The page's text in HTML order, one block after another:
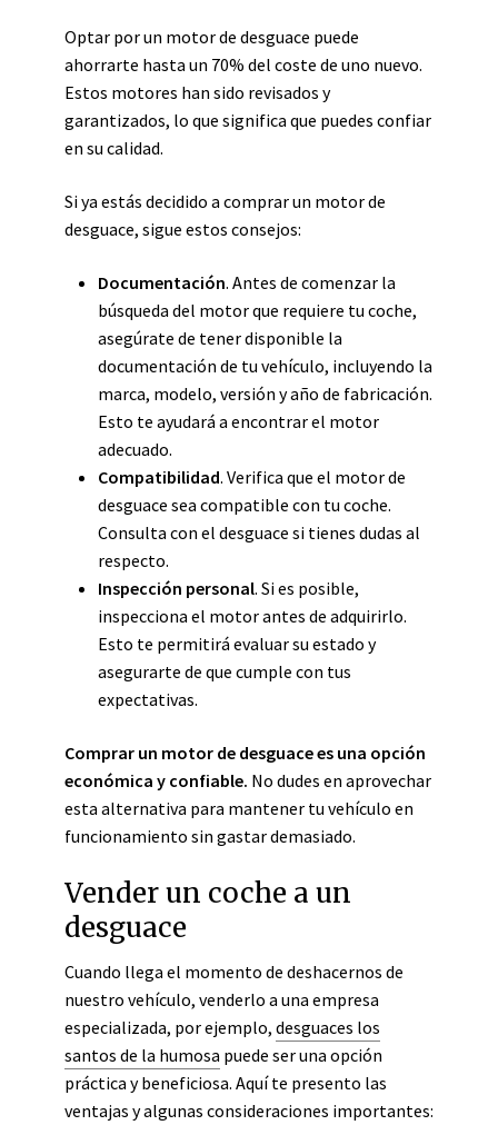
Optar por un motor de desguace puede
ahorrarte hasta un 70% del coste de uno nuevo.
Estos motores han sido revisados y
garantizados, lo que significa que puedes confiar
en su calidad.
Si ya estás decidido a comprar un motor de
desguace, sigue estos consejos:
Documentación. Antes de comenzar la
búsqueda del motor que requiere tu coche,
asegúrate de tener disponible la
documentación de tu vehículo, incluyendo la
marca, modelo, versión y año de fabricación.
Esto te ayudará a encontrar el motor
adecuado.
Compatibilidad. Verifica que el motor de
desguace sea compatible con tu coche.
Consulta con el desguace si tienes dudas al
respecto.
Inspección personal. Si es posible,
inspecciona el motor antes de adquirirlo.
Esto te permitirá evaluar su estado y
asegurarte de que cumple con tus
expectativas.
Comprar un motor de desguace es una opción
económica y confiable. No dudes en aprovechar
esta alternativa para mantener tu vehículo en
funcionamiento sin gastar demasiado.
Vender un coche a un
desguace
Cuando llega el momento de deshacernos de
nuestro vehículo, venderlo a una empresa
especializada, por ejemplo, desguaces los
santos de la humosa puede ser una opción
práctica y beneficiosa. Aquí te presento las
ventajas y algunas consideraciones importantes: